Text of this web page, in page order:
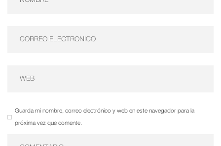
Guarda mi nombre, correo electrónico y web en este navegador para la
próxima vez que comente.